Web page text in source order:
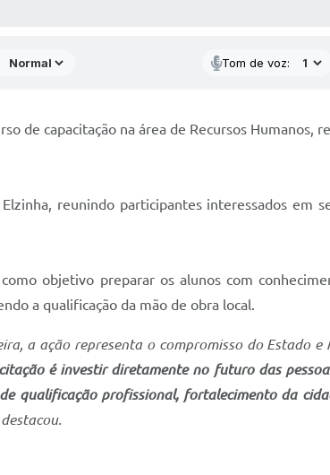
Tom de voz:
de capacitação na área de Recursos
reunindo participantes interessados em
objetivo preparar os alunos com
a qualificação da mão de obra local.
a ação representa o compromisso do Estado
é investir diretamente no futuro das
qualificação profissional, fortalecimento da
destacou.